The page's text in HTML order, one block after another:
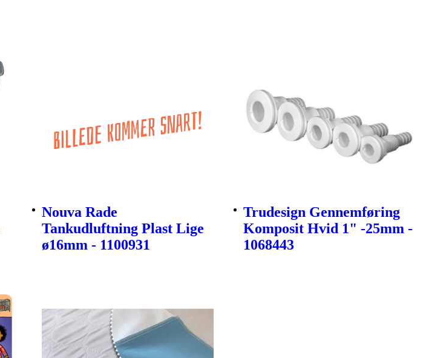
Nouva Rade
Tankudluftning Plast Lige
ø16mm - 1100931
Trudesign Gennemføring
Komposit Hvid 1" -25mm -
1068443